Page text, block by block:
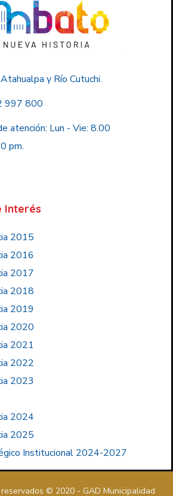
y Río Cutuchi.
997 800
atención: Lun - Vie: 8.00
pm.
Interés
2015
2016
2017
2018
2019
2020
2021
2022
2023
2024
2025
Institucional 2024-2027
© 2020 - GAD Municipalidad